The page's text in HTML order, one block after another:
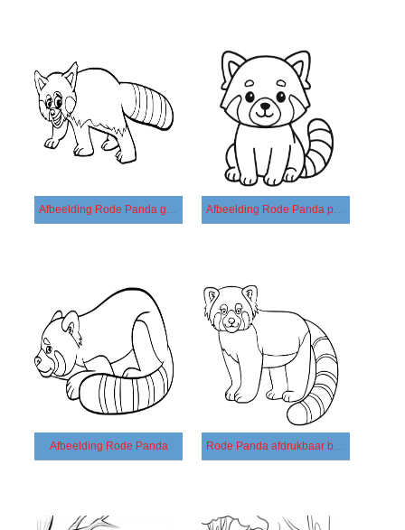
Afbeelding Rode Panda gratis Afbeelding Rode Panda printbaar
Afbeelding Rode Panda Rode Panda afdrukbaar basis